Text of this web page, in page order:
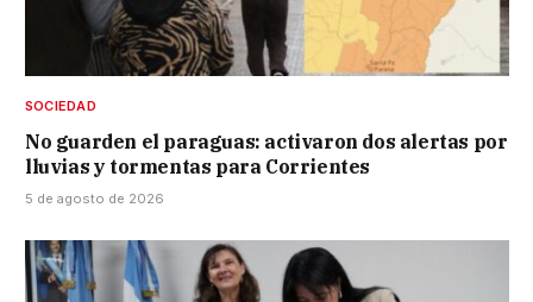
SOCIEDAD
No guarden el paraguas: activaron dos alertas por
lluvias y tormentas para Corrientes
5 de agosto de 2026